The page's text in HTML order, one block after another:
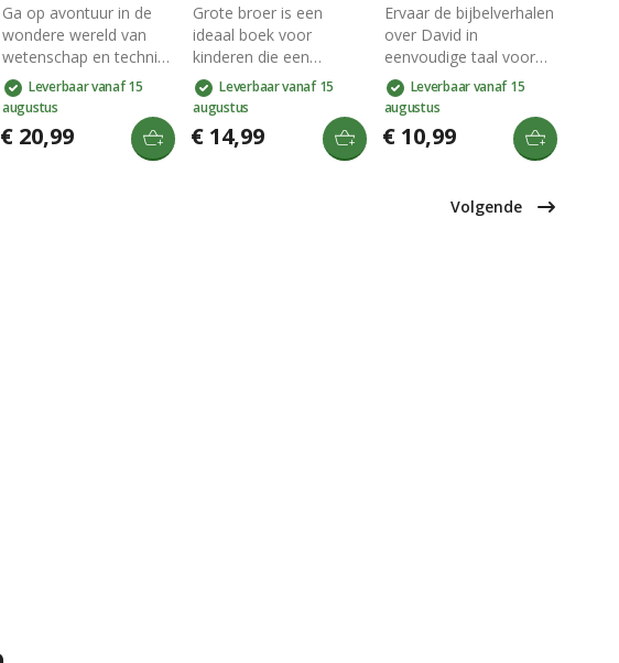
Ga op avontuur in de
wondere wereld van
wetenschap en techniek
met het Bijbellab
dagboek. Begin bij God
als Schepper en leer
meer over jezelf, de
natuur, het weer en het
Leverbaar vanaf 15
augustus
€ 20,99
Grote broer is een
ideaal boek voor
kinderen die een
broertje of zusje
krijgen. Het helpt hen
op speelse wijze
voorbereiden op de
veranderingen binnen
Leverbaar vanaf 15
augustus
€ 14,99
Ervaar de bijbelverhalen
over David in
eenvoudige taal voor
kleuters. Dit
prentenboek vertelt hoe
David wordt gekozen
als koning, vecht tegen
Goliath, vriendschap
koning wordt. Inclusief
Leverbaar vanaf 15
augustus
€ 10,99
Volgende